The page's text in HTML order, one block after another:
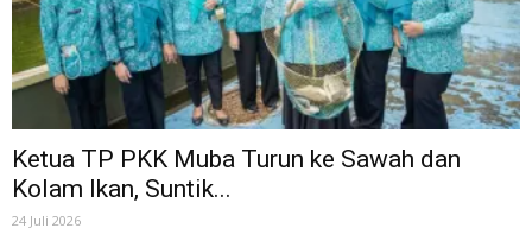
Ketua TP PKK Muba Turun ke Sawah dan
Kolam Ikan, Suntik...
24 Juli 2026